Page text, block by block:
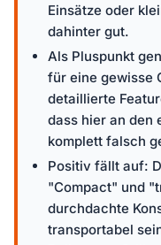
Einsätze oder
dahinter gut.
Als Pluspunkt
für eine gewisse
detaillierte
dass hier an den
komplett falsch
Positiv fällt auf:
"Compact" und
durchdachte
transportabel